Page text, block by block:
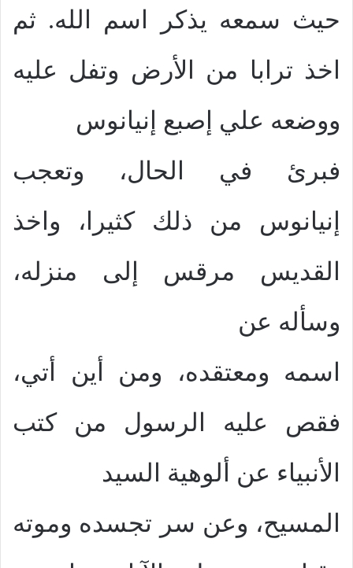
حيث سمعه يذكر اسم الله. ثم
اخذ ترابا من الأرض وتفل عليه
ووضعه علي إصبع إنيانوس
فبرئ في الحال، وتعجب
إنيانوس من ذلك كثيرا، واخذ
القديس مرقس إلى منزله،
وسأله عن
اسمه ومعتقده، ومن أين أتي،
فقص عليه الرسول من كتب
الأنبياء عن ألوهية السيد
المسيح، وعن سر تجسده وموته